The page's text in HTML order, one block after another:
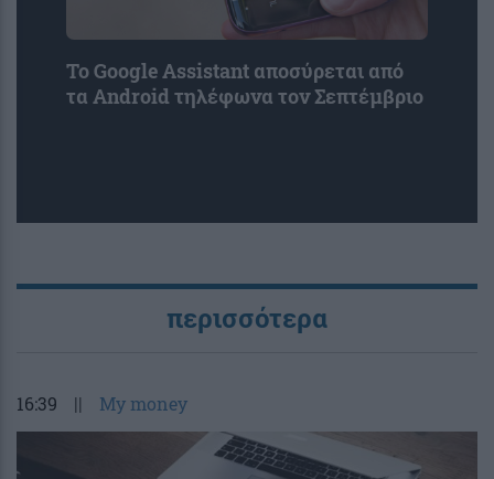
Το Google Assistant αποσύρεται από
τα Android τηλέφωνα τον Σεπτέμβριο
περισσότερα
16:39 || My money